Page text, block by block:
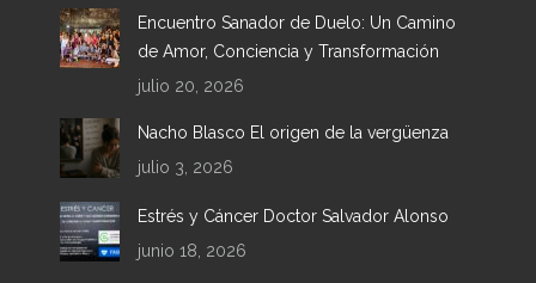
Encuentro Sanador de Duelo: Un Camino
de Amor, Conciencia y Transformación
julio 20, 2026
Nacho Blasco El origen de la vergüenza
julio 3, 2026
Estrés y Cáncer Doctor Salvador Alonso
junio 18, 2026